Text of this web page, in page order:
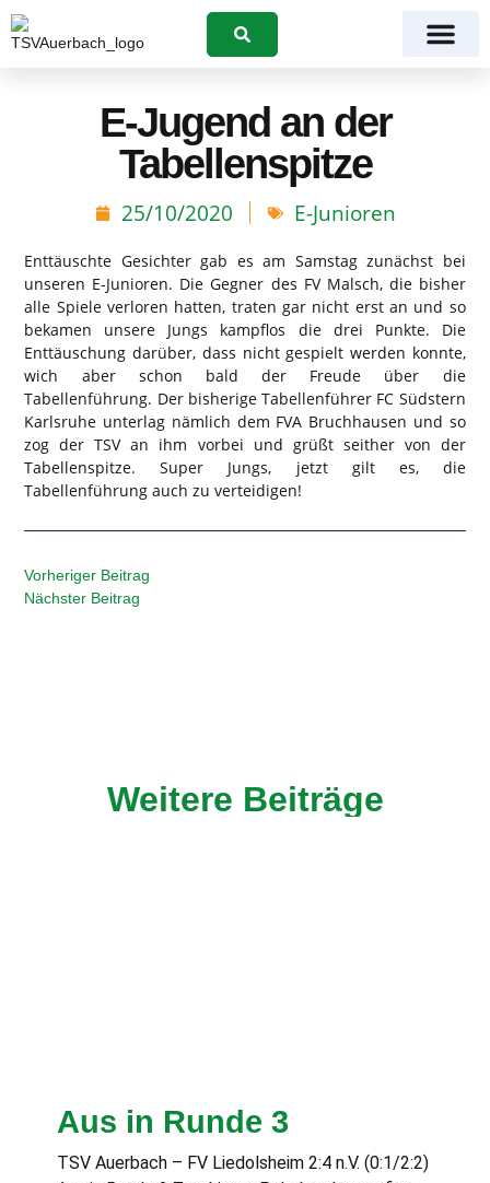
Suchen
E-Jugend an der
Tabellenspitze
25/10/2020 E-Junioren
Enttäuschte Gesichter gab es am Samstag zunächst bei
unseren E-Junioren. Die Gegner des FV Malsch, die bisher
alle Spiele verloren hatten, traten gar nicht erst an und so
bekamen unsere Jungs kampflos die drei Punkte. Die
Enttäuschung darüber, dass nicht gespielt werden konnte,
wich aber schon bald der Freude über die
Tabellenführung. Der bisherige Tabellenführer FC Südstern
Karlsruhe unterlag nämlich dem FVA Bruchhausen und so
zog der TSV an ihm vorbei und grüßt seither von der
Tabellenspitze. Super Jungs, jetzt gilt es, die
Tabellenführung auch zu verteidigen!
Vorheriger Beitrag
Nächster Beitrag
Weitere Beiträge
Aus in Runde 3
TSV Auerbach – FV Liedolsheim 2:4 n.V. (0:1/2:2)